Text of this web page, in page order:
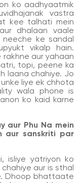
ko aadhyaatmik
vastra
kee talhati mein
dhalaan vaale
ke sandal
vikalp hain.
aur yahaan
topi, peene ka
laana chahiye. Jo
liye ek chhota
wala phone is
ko kaid karne
aur Phu Na mein
aur sanskriti par
isliye yatriyon ko
aur is sthal
Dhoop bhattaate